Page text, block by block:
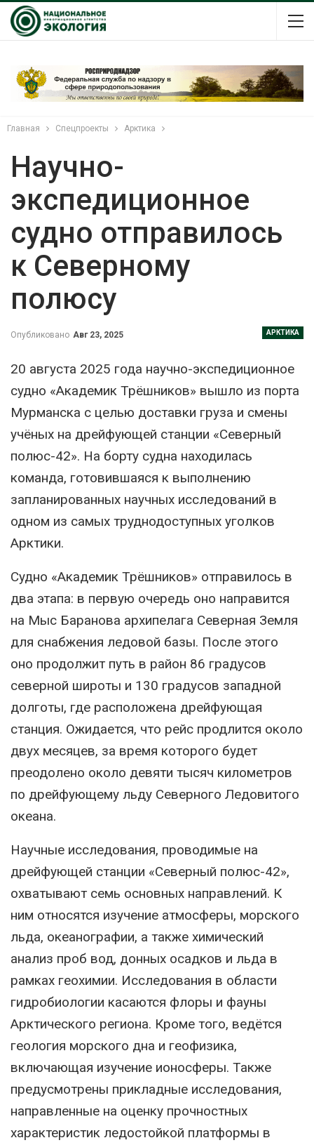
Главная Спецпроекты Арктика
Научно-
экспедиционное
судно отправилось
к Северному
полюсу
АРКТИКА
Опубликовано Авг 23, 2025
20 августа 2025 года научно-экспедиционное
судно «Академик Трёшников» вышло из порта
Мурманска с целью доставки груза и смены
учёных на дрейфующей станции «Северный
полюс-42». На борту судна находилась
команда, готовившаяся к выполнению
запланированных научных исследований в
одном из самых труднодоступных уголков
Арктики.
Судно «Академик Трёшников» отправилось в
два этапа: в первую очередь оно направится
на Мыс Баранова архипелага Северная Земля
для снабжения ледовой базы. После этого
оно продолжит путь в район 86 градусов
северной широты и 130 градусов западной
долготы, где расположена дрейфующая
станция. Ожидается, что рейс продлится около
двух месяцев, за время которого будет
преодолено около девяти тысяч километров
по дрейфующему льду Северного Ледовитого
океана.
Научные исследования, проводимые на
дрейфующей станции «Северный полюс-42»,
охватывают семь основных направлений. К
ним относятся изучение атмосферы, морского
льда, океанографии, а также химический
анализ проб вод, донных осадков и льда в
рамках геохимии. Исследования в области
гидробиологии касаются флоры и фауны
Арктического региона. Кроме того, ведётся
геология морского дна и геофизика,
включающая изучение ионосферы. Также
предусмотрены прикладные исследования,
направленные на оценку прочностных
характеристик ледостойкой платформы в